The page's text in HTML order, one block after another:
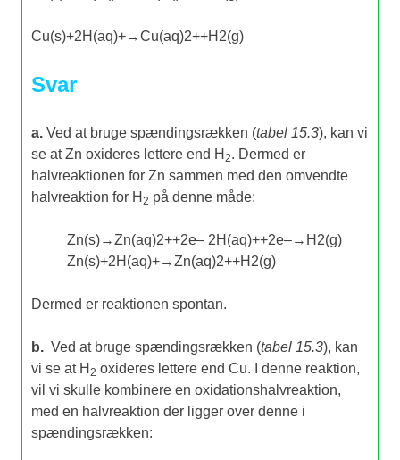
Cu(s)+2H (aq)+→Cu(aq)2++H 2(g)
Svar
a. Ved at bruge spændingsrækken (tabel 15.3), kan vi
se at Zn oxideres lettere end H 2. Dermed er
halvreaktionen for Zn sammen med den omvendte
halvreaktion for H 2 på denne måde:
Zn(s)→Zn(aq)2++2e– 2H (aq)++2e–→ H 2(g)
Zn(s)+2H (aq)+→Zn(aq)2++H 2(g)
Dermed er reaktionen spontan.
b. Ved at bruge spændingsrækken (tabel 15.3), kan
vi se at H 2 oxideres lettere end Cu. I denne reaktion,
vil vi skulle kombinere en oxidationshalvreaktion,
med en halvreaktion der ligger over denne i
spændingsrækken: